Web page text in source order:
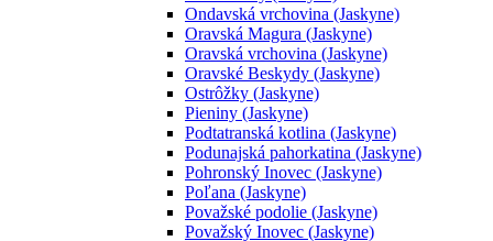
Ondavská vrchovina (Jaskyne)
Oravská Magura (Jaskyne)
Oravská vrchovina (Jaskyne)
Oravské Beskydy (Jaskyne)
Ostrôžky (Jaskyne)
Pieniny (Jaskyne)
Podtatranská kotlina (Jaskyne)
Podunajská pahorkatina (Jaskyne)
Pohronský Inovec (Jaskyne)
Poľana (Jaskyne)
Považské podolie (Jaskyne)
Považský Inovec (Jaskyne)